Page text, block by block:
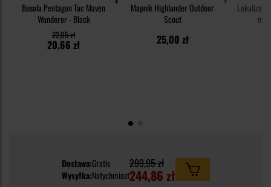
Busola Pentagon Tac Maven
Wanderer - Black
20,66 zł
22,95 zł
Mapnik Highlander Outdoor
Scout
25,00 zł
Dostawa:Gratis
Wysyłka:Natychmiast
299,95 zł
244,86 zł